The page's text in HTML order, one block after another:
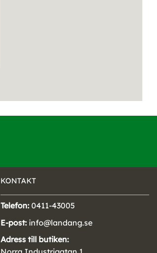
KONTAKT
Telefon: 0411-43005
E-post: info@landang.se
Adress till butiken: